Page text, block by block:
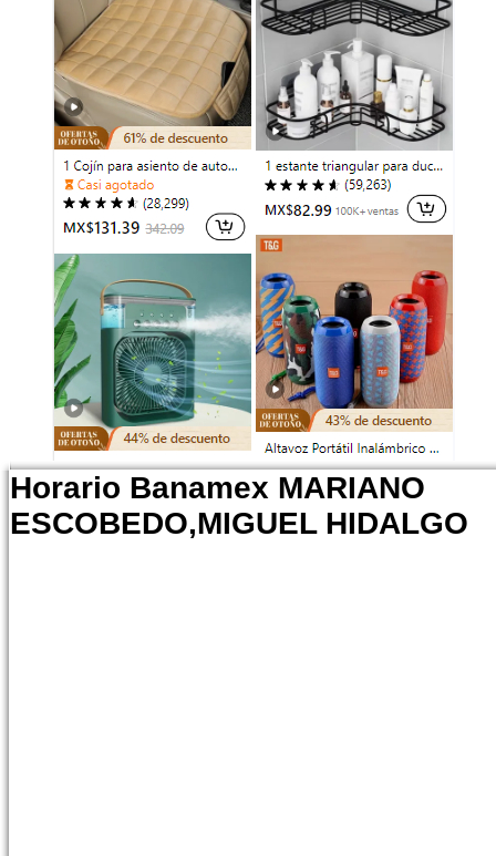
Horario Banamex MARIANO
ESCOBEDO,MIGUEL HIDALGO